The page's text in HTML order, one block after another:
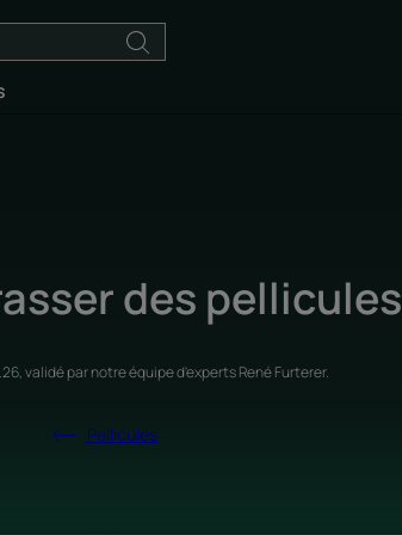
des pellicules
, validé parnotre équipe d'experts René Furterer.
Pellicules